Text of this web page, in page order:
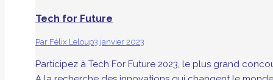
Tech for Future
Par Félix Leloup3 janvier 2023
Participez à Tech For Future 2023, le plus grand